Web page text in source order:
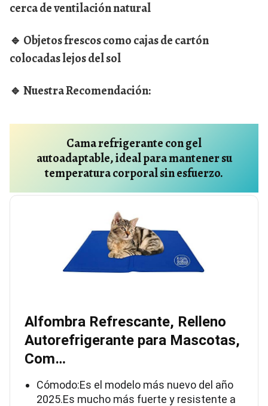
cerca de ventilación natural
🔹 Objetos frescos como cajas de cartón
colocadas lejos del sol
🔹 Nuestra Recomendación:
Cama refrigerante con gel
autoadaptable, ideal para mantener su
temperatura corporal sin esfuerzo.
Alfombra Refrescante, Relleno
Autorefrigerante para Mascotas,
Com…
Cómodo:Es el modelo más nuevo del año
2025.Es mucho más fuerte y resistente a